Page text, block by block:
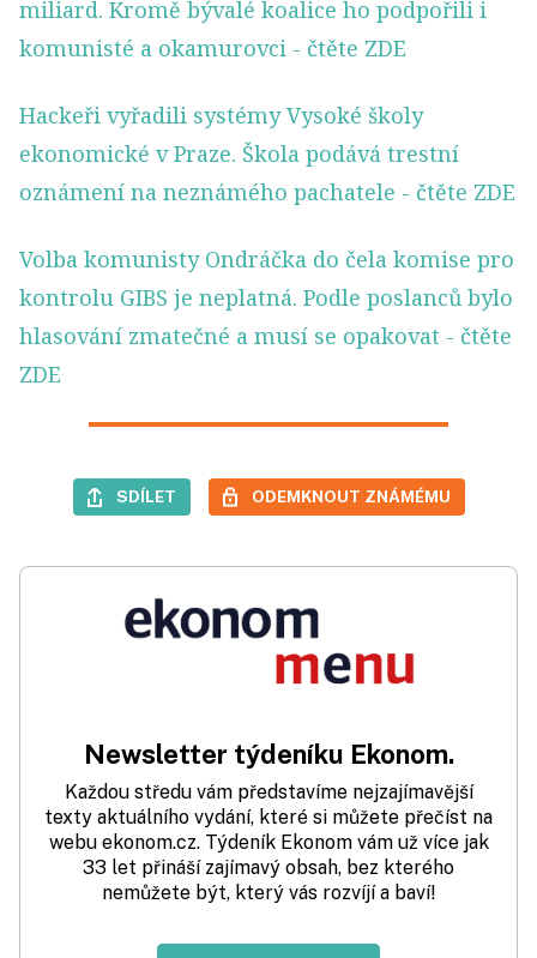
miliard. Kromě bývalé koalice ho podpořili i
komunisté a okamurovci - čtěte ZDE
Hackeři vyřadili systémy Vysoké školy
ekonomické v Praze. Škola podává trestní
oznámení na neznámého pachatele - čtěte ZDE
Volba komunisty Ondráčka do čela komise pro
kontrolu GIBS je neplatná. Podle poslanců bylo
hlasování zmatečné a musí se opakovat - čtěte
ZDE
SDÍLET ODEMKNOUT ZNÁMÉMU
Newsletter týdeníku Ekonom.
Každou středu vám představíme nejzajímavější
texty aktuálního vydání, které si můžete přečíst na
webu ekonom.cz. Týdeník Ekonom vám už více jak
33 let přináší zajímavý obsah, bez kterého
nemůžete být, který vás rozvíjí a baví!